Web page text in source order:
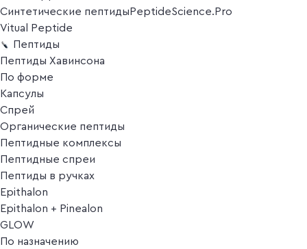
Синтетические пептиды PeptideScience.Pro
Vitual Peptide
Пептиды
Пептиды Хавинсона
По форме
Капсулы
Спрей
Органические пептиды
Пептидные комплексы
Пептидные спреи
Пептиды в ручках
Epithalon
Epithalon + Pinealon
GLOW
По назначению